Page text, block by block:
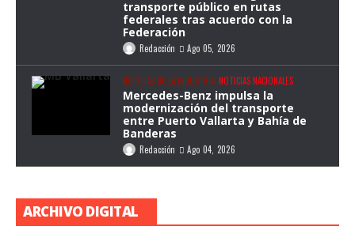
transporte público en rutas
federales tras acuerdo con la
Federación
Redacción Ago 05, 2026
NOTICIAS DE LA INDUSTRIA NOTICIAS NACIONALES
Mercedes-Benz impulsa la
modernización del transporte
entre Puerto Vallarta y Bahía de
Banderas
Redacción Ago 04, 2026
ARCHIVO DIGITAL